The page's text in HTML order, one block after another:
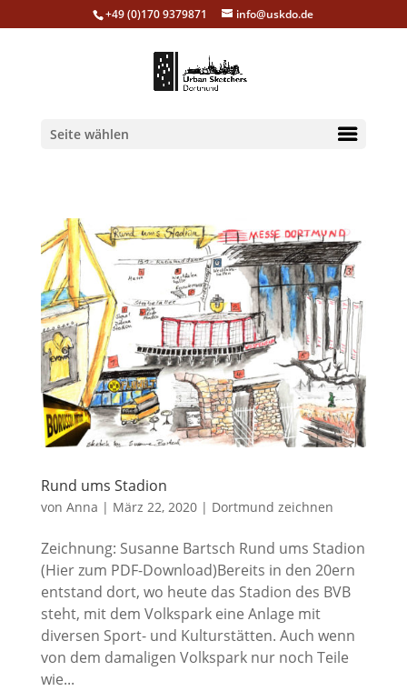
+49 (0)170 9379871 info@uskdo.de
Seite wählen
Rund ums Stadion
von Anna | März 22, 2020| Dortmund zeichnen
Zeichnung: Susanne Bartsch Rund ums Stadion
(Hier zum PDF-Download)Bereits in den 20ern
entstand dort, wo heute das Stadion des BVB
steht, mit dem Volkspark eine Anlage mit
diversen Sport- und Kulturstätten. Auch wenn
von dem damaligen Volkspark nur noch Teile
wie...